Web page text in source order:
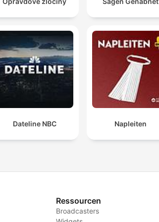
Dateline NBC Napleiten
Ressourcen
Broadcasters